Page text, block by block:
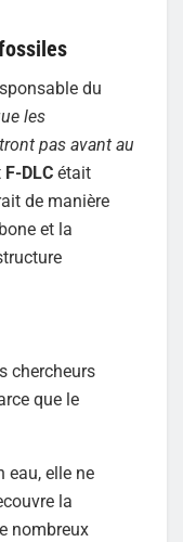
du
les
pas avant au
F-DLC était
de manière
et la
chercheurs
que le
eau, elle ne
la
nombreux